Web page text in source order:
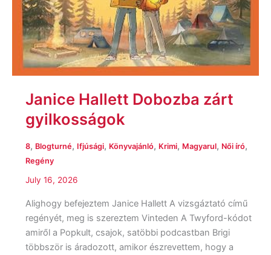
Janice Hallett Dobozba zárt
gyilkosságok
8, Blogturné, Ifjúsági, Könyvajánló, Krimi, Magyarul, Női író,
Regény
July 16, 2026
Alighogy befejeztem Janice Hallett A vizsgáztató című
regényét, meg is szereztem Vinteden A Twyford-kódot
amiről a Popkult, csajok, satöbbi podcastban Brigi
többször is áradozott, amikor észrevettem, hogy a